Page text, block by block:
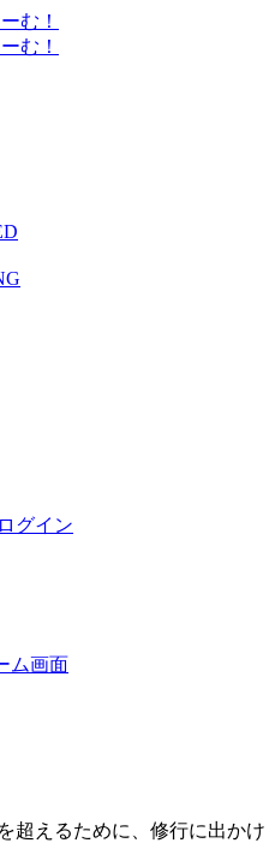
ログイン
超えるために、修行に出かけ